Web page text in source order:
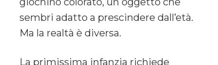
sembri adatto a prescindere dall’età.
Ma la realtà è diversa.
La primissima infanzia richiede